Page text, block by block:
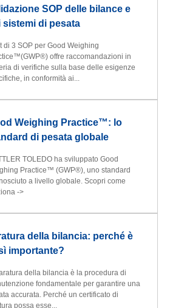
SOP delle bilance e
sistemi di pesata
di 3 SOP per Good Weighing
offre raccomandazioni in
di verifiche sulla base delle esigenze
in conformità ai...
Weighing Practice™: lo
di pesata globale
TOLEDO ha sviluppato Good
Practice™ (GWP®), uno standard
a livello globale. Scopri come
->
della bilancia: perché è
importante?
della bilancia è la procedura di
fondamentale per garantire una
accurata. Perché un certificato di
possa esse...